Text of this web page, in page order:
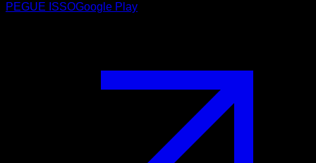
PEGUE ISSOGoogle Play